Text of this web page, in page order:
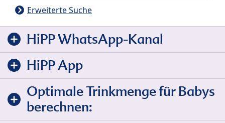
Erweiterte Suche
HiPP WhatsApp-Kanal
HiPP App
Optimale Trinkmenge für Babys
berechnen: